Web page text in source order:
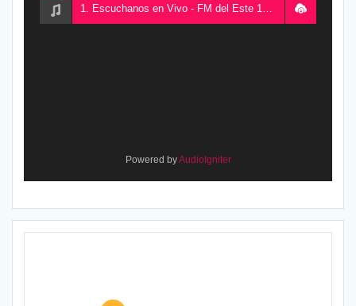
1. Escuchanos en Vivo - FM del Este 100.5, desde Chajarí, Entre Ríos, Argentina
Powered byAudioIgniter